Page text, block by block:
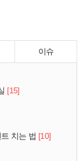
이슈
[15]
치는 법 [10]